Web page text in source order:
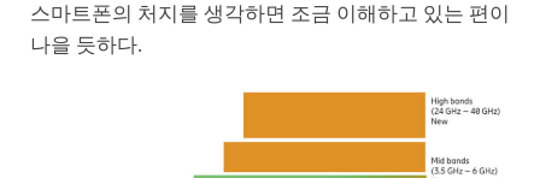
스마트폰의 처지를 생각하면 조금 이해하고 있는 편이
나을 듯하다.